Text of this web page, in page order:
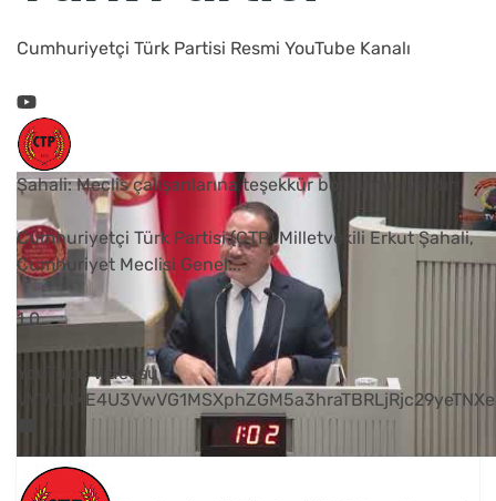
Cumhuriyetçi Türk Partisi Resmi YouTube Kanalı
Şahali: Meclis çalışanlarına teşekkür borcumuz vardır
Cumhuriyetçi Türk Partisi (CTP) Milletvekili Erkut Şahali,
Cumhuriyet Meclisi Genel...
1 0
YouTube Videosu